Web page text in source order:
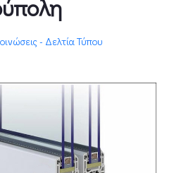
- Δελτία Τύπου